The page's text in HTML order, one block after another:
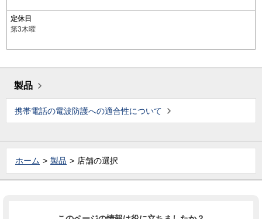
定休日
第3木曜
製品
携帯電話の電波防護への適合性について
ホーム 製品 店舗の選択